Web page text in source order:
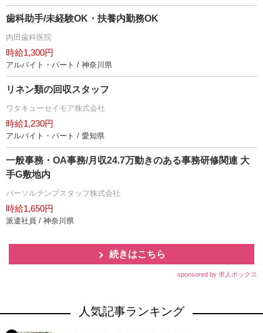
歯科助手/未経験OK・扶養内勤務OK
内田歯科医院
時給1,300円
アルバイト・パート / 神奈川県
リネン類の回収スタッフ
ワタキューセイモア株式会社
時給1,230円
アルバイト・パート / 愛知県
一般事務・OA事務/月収24.7万動きのある事務研修関連 大
手G敷地内
パーソルテンプスタッフ株式会社
時給1,650円
派遣社員 / 神奈川県
続きはこちら
sponsored by 求人ボックス
人気記事ランキング